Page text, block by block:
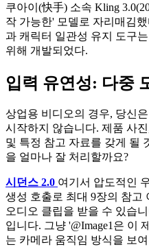
쿠아이(快手) 소속 Kling
작 가능한' 모델로 자리매김
과 캐릭터 일관성 유지 도구
위해 개발되었다.
입력 유연성: 다중
상업용 비디오의 경우, 당신
시작하지 않습니다. 제품 사
및 특정 참고 자료를 갖게 될
을 얼마나 잘 처리할까요?
시던스 2.0 여기서 압도적인
생성 호출로 최대 9장의 참고
오디오 클립을 받을 수 있습
입니다. 그냥 '@Image1은 이
는 카메라 움직임 방식을 보